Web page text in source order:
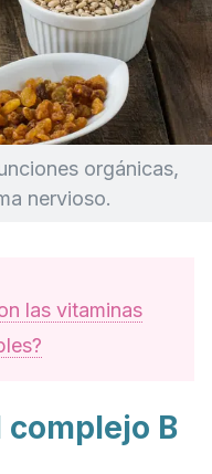
orgánicas,
nervioso.
las vitaminas
B